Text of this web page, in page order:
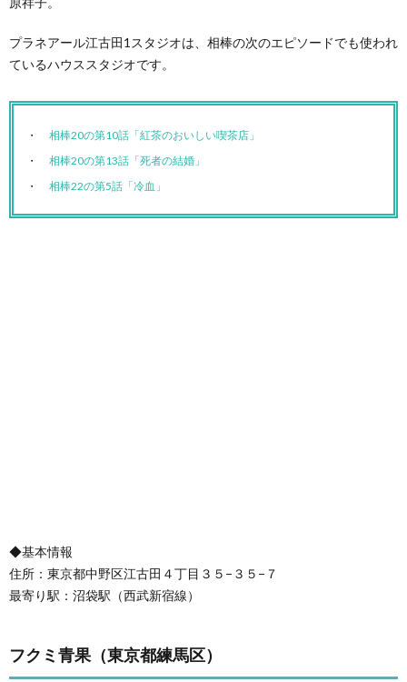
プラネアール江古田1スタジオは、相棒の次のエピソードでも使われ
ているハウススタジオです。
相棒20の第10話「紅茶のおいしい喫茶店」
相棒20の第13話「死者の結婚」
相棒22の第5話「冷血」
◆基本情報
住所：東京都中野区江古田４丁目３５−３５−７
最寄り駅：沼袋駅（西武新宿線）
フクミ青果（東京都練馬区）